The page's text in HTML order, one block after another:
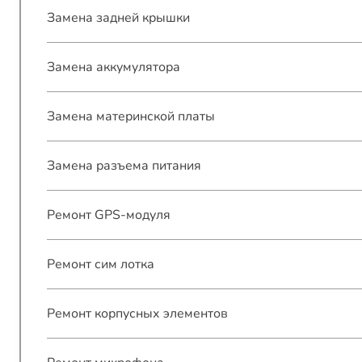
Замена задней крышки
Замена аккумулятора
Замена материнской платы
Замена разъема питания
Ремонт GPS-модуля
Ремонт сим лотка
Ремонт корпусных элементов